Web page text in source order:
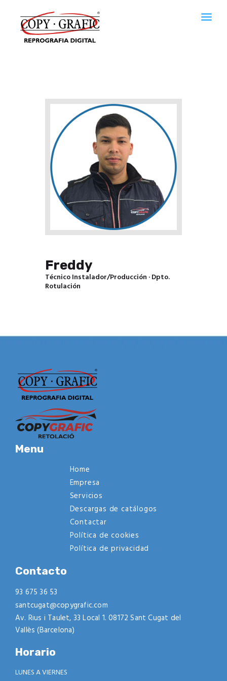
Copy · Grafic Reprografia digital
Servicios
Descargas de catálogos
Contactar
Política de cookies
Política de privacidad
Freddy
Técnico Instalador/Producción · Dpto.
Rotulación
Menu
Home
Empresa
Servicios
Descargas de catálogos
Contactar
Política de cookies
Política de privacidad
Contacto
93 675 36 53
santcugat@copygrafic.com
Av. Rius i Taulet, 33 Local 1. 08172 Sant Cugat del
Vallès (Barcelona)
Horario
LUNES A VIERNES